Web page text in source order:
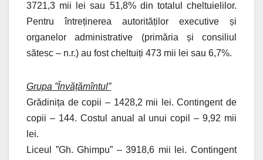
3721,3 mii lei sau 51,8% din totalul cheltuielilor.
Pentru întreținerea autorităților executive și
organelor administrative (primăria și consiliul
sătesc – n.r.) au fost cheltuiți 473 mii lei sau 6,7%.
Grupa ”Învățămîntul”
Grădinița de copii – 1428,2 mii lei. Contingent de
copii – 144. Costul anual al unui copil – 9,92 mii
lei.
Liceul ”Gh. Ghimpu” – 3918,6 mii lei. Contingent